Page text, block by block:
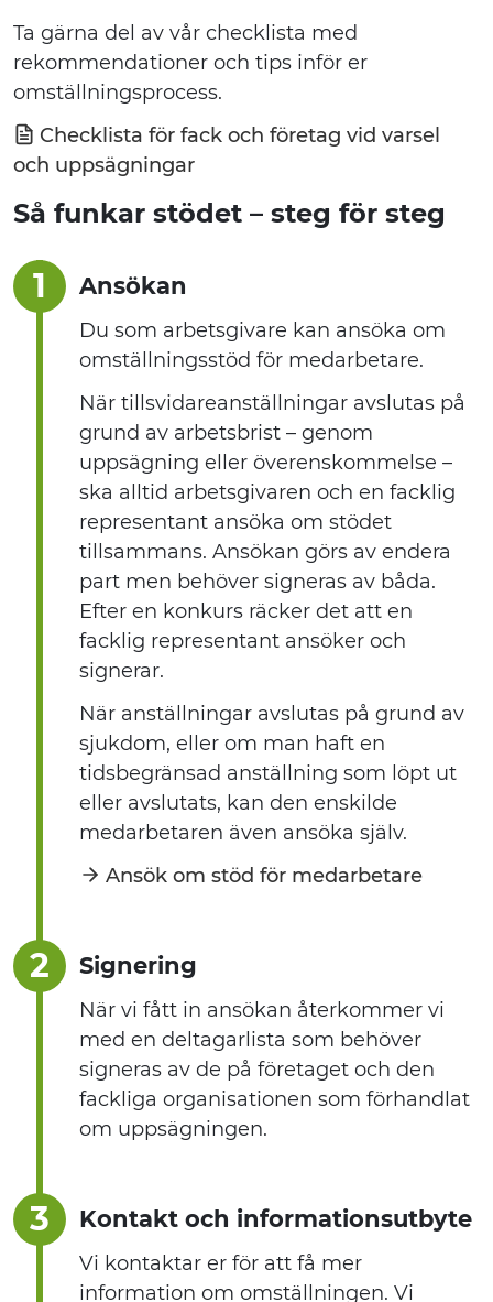
Ta gärna del av vår checklista med
rekommendationer och tips inför er
omställningsprocess.
Checklista för fack och företag vid varsel
och uppsägningar
Så funkar stödet – steg för steg
1 Ansökan
Du som arbetsgivare kan ansöka om
omställningsstöd för medarbetare.
När tillsvidareanställningar avslutas på
grund av arbetsbrist – genom
uppsägning eller överenskommelse –
ska alltid arbetsgivaren och en facklig
representant ansöka om stödet
tillsammans. Ansökan görs av endera
part men behöver signeras av båda.
Efter en konkurs räcker det att en
facklig representant ansöker och
signerar.
När anställningar avslutas på grund av
sjukdom, eller om man haft en
tidsbegränsad anställning som löpt ut
eller avslutats, kan den enskilde
medarbetaren även ansöka själv.
Ansök om stöd för medarbetare
2 Signering
När vi fått in ansökan återkommer vi
med en deltagarlista som behöver
signeras av de på företaget och den
fackliga organisationen som förhandlat
om uppsägningen.
3 Kontakt och informationsutbyte
Vi kontaktar er för att få mer
information om omställningen. Vi